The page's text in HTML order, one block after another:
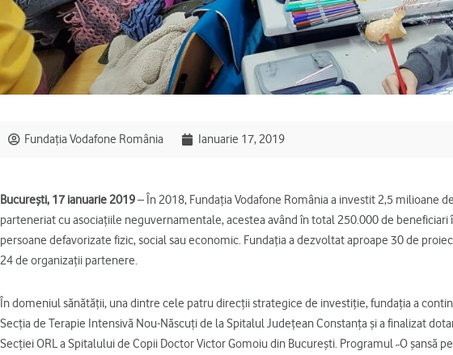
Fundația Vodafone România Ianuarie 17, 2019
București, 17 ianuarie 2019– În 2018, Fundația Vodafone România a investit 2,5 milioane
parteneriat cu asociațiile neguvernamentale, acestea având în total 250.000 de beneficiari
persoane defavorizate fizic, social sau economic. Fundația a dezvoltat aproape 30 de
24 de organizații partenere.
În domeniul sănătății, una dintre cele patru direcții strategice de investiție, fundația a
Secția de Terapie Intensivă Nou-Născuți de la Spitalul Județean Constanța și a finalizat
Secției ORL a Spitalului de Copii Doctor Victor Gomoiu din București. Programul ˶O șansă